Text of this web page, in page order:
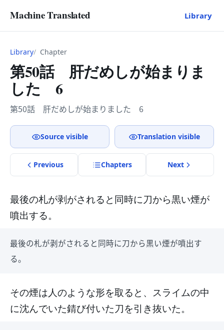
Machine Translated Library
Library Chapter
第50話 肝だめしが始まりま
した 6
第50話 肝だめしが始まりました 6
Source visible Translation visible
Previous Chapters Next
最後の札が剥がされると同時に刀から黒い煙が
噴出する。
最後の札が剥がされると同時に刀から黒い煙が噴出す
る。
その煙は人のような形を取ると、スライムの中
に沈んでいた錆び付いた刀を引き抜いた。